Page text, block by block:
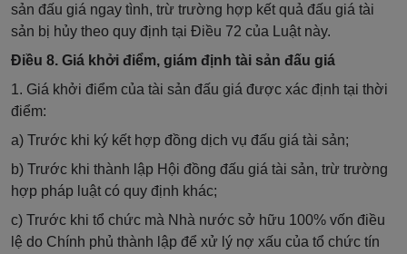
sản đấu giá ngay tình, trừ trường hợp kết quả đấu giá tài
sản bị hủy theo quy định tại Điều 72 của Luật này.
Điều 8. Giá khởi điểm, giám định tài sản đấu giá
1. Giá khởi điểm của tài sản đấu giá được xác định tại thời
điểm:
a) Trước khi ký kết hợp đồng dịch vụ đấu giá tài sản;
b) Trước khi thành lập Hội đồng đấu giá tài sản, trừ trường
hợp pháp luật có quy định khác;
c) Trước khi tổ chức mà Nhà nước sở hữu 100% vốn điều
lệ do Chính phủ thành lập để xử lý nợ xấu của tổ chức tín